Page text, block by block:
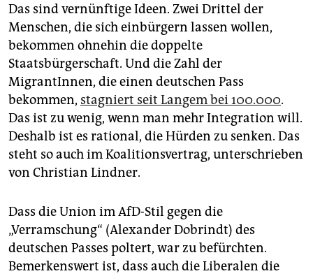
Das sind vernünftige Ideen. Zwei Drittel der
Menschen, die sich einbürgern lassen wollen,
bekommen ohnehin die doppelte
Staatsbürgerschaft. Und die Zahl der
MigrantInnen, die einen deutschen Pass
bekommen, stagniert seit Langem bei 100.000.
Das ist zu wenig, wenn man mehr Integration will.
Deshalb ist es rational, die Hürden zu senken. Das
steht so auch im Koali­tionsvertrag, unterschrieben
von Christian Lindner.
Dass die Union im AfD-Stil gegen die
„Verramschung“ (Alexander Dobrindt) des
deutschen Passes poltert, war zu befürchten.
Bemerkenswert ist, dass auch die Liberalen die